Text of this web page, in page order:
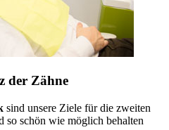
der Zähne
sind unsere Ziele für die zweiten
so schön wie möglich behalten